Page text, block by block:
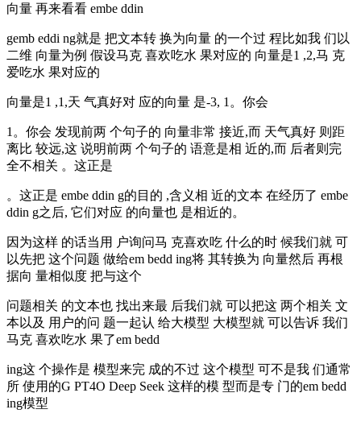
向量 再来看看 embe ddin
gemb eddi ng就是 把文本转 换为向量 的一个过 程比如我 们以
二维 向量为例 假设马克 喜欢吃水 果对应的 向量是1 ,2,马 克
爱吃水 果对应的
向量是1 ,1,天 气真好对 应的向量 是-3, 1。你会
1。你会 发现前两 个句子的 向量非常 接近,而 天气真好 则距
离比 较远,这 说明前两 个句子的 语意是相 近的,而 后者则完
全不相关 。这正是
。这正是 embe ddin g的目的 ,含义相 近的文本 在经历了 embe
ddin g之后, 它们对应 的向量也 是相近的。
因为这样 的话当用 户询问马 克喜欢吃 什么的时 候我们就 可
以先把 这个问题 做给em bedd ing将 其转换为 向量然后 再根
据向 量相似度 把与这个
问题相关 的文本也 找出来最 后我们就 可以把这 两个相关 文
本以及 用户的问 题一起认 给大模型 大模型就 可以告诉 我们
马克 喜欢吃水 果了em bedd
ing这 个操作是 模型来完 成的不过 这个模型 可不是我 们通常
所 使用的G PT4O Deep Seek 这样的模 型而是专 门的em bedd
ing模型